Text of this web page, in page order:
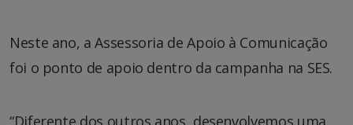
Neste ano, a Assessoria de Apoio à Comunicação
foi o ponto de apoio dentro da campanha na SES.
“Diferente dos outros anos, desenvolvemos uma